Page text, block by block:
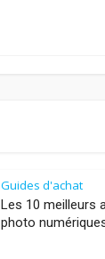
Guides d'achat
Les 10 meilleurs
photo